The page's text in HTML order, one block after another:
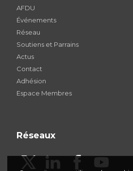
AFDU
Événements
Réseau
Soutiens et Parrains
Actus
Contact
Adhésion
Espace Membres
Réseaux